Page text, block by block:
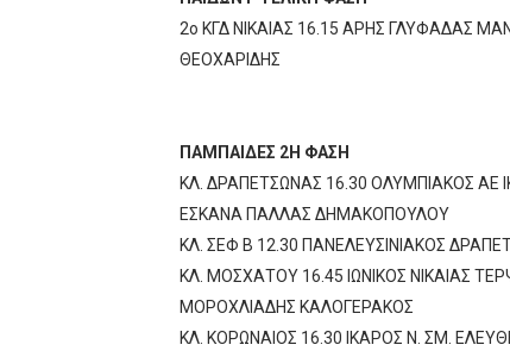
2ο ΚΓΔ ΝΙΚΑΙΑΣ 16.15 ΑΡΗΣ ΓΛΥΦΑΔΑΣ
ΘΕΟΧΑΡΙΔΗΣ
ΠΑΜΠΑΙΔΕΣ 2Η ΦΑΣΗ
ΚΛ. ΔΡΑΠΕΤΣΩΝΑΣ 16.30 ΟΛΥΜΠΙΑΚΟΣ ΑΕ
ΕΣΚΑΝΑ ΠΑΛΛΑΣ ΔΗΜΑΚΟΠΟΥΛΟΥ
ΚΛ. ΣΕΦ Β 12.30 ΠΑΝΕΛΕΥΣΙΝΙΑΚΟΣ
ΚΛ. ΜΟΣΧΑΤΟΥ 16.45 ΙΩΝΙΚΟΣ ΝΙΚΑΙΑΣ
ΜΟΡΟΧΛΙΑΔΗΣ ΚΑΛΟΓΕΡΑΚΟΣ
ΚΛ. ΚΟΡΩΝΑΙΟΣ 16.30 ΙΚΑΡΟΣ Ν. ΣΜ.